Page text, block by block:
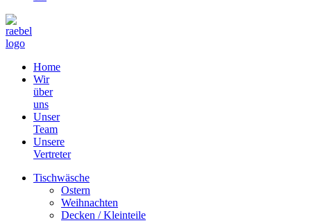
Home
Wir
über
uns
Unser
Team
Unsere
Vertreter
Tischwäsche
Ostern
Weihnachten
Decken / Kleinteile